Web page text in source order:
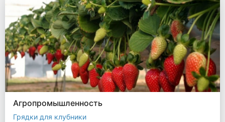
Агропромышленность
Грядки для клубники